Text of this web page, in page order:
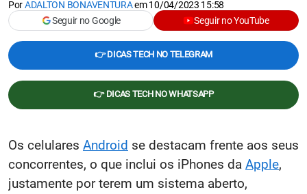
PorADALTON BONAVENTURAem10/04/2023 15:58
Seguir no Google
Seguir no YouTube
👉 DICAS TECH NO TELEGRAM
👉 DICAS TECH NO WHATSAPP
Os celulares Android se destacam frente aos seus
concorrentes, o que inclui os iPhones da Apple,
justamente por terem um sistema aberto,